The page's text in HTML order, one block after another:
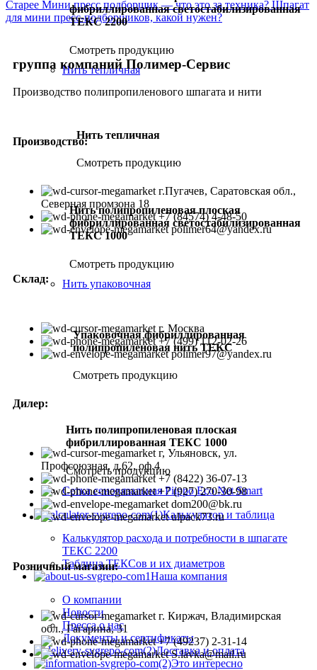
фибриллированная светостабилизированная
ТЕКС 2200
Смотреть продукцию
Нить тепличная
Нить тепличная
Смотреть продукцию
Нить полипропиленовая плоская
фибриллированная светостабилизированная
ТЕКС 1000
Смотреть продукцию
Нить упаковочная
Упаковочная фибриллированная
полипропиленовая нить ТЕКС
Смотреть продукцию
Нить полипропиленовая плоская
фибриллированная ТЕКС 1000
Смотреть продукцию
Сетка сеновязальная Piippo Eco Net Smart
Калькулятор и таблица
Калькулятор расхода и потребности в шпагате
ТЕКС 2200
Таблица ТЕКСов и их диаметров
Наша компания
О компании
Новости
Пресса о нас
Документы и сертификаты
Доставка и оплата
Это интересно
Старее Мини пресс подборщик — что это за техника? Шпагат
для мини пресс-подборщиков, какой нужен?
группа компаний Полимер-Сервис
Производство полипропиленового шпагата и нити
Производство:
г.Пугачев, Саратовская обл.,
Северная промзона 18
+7 (84574) 4-48-50
polimer64@yandex.ru
Склад:
г. Москва
+7 (499) 112-02-26
polimer97@yandex.ru
Дилер:
г, Ульяновск, ул.
Профсоюзная, д.62, оф.4
+7 (8422) 36-07-13
+7 (927) 270-30-98
dom200@bk.ru
ulpack73.ru
Розничный магазин:
г. Киржач, Владимирская
обл., Гагарина, 31
+7 (49237) 2-31-14
S.lavka@mail.ru